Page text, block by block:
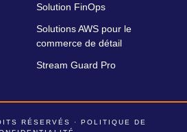
Solution FinOps
Solutions AWS pour le
commerce de détail
Stream Guard Pro
RÉSERVÉS · POLITIQUE DE